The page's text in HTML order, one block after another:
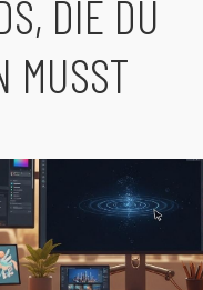
DIE DU
MUSST